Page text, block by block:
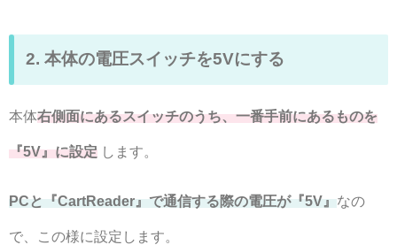
2. 本体の電圧スイッチを5Vにする
本体右側面にあるスイッチのうち、一番手前にあるものを
『5V』に設定 します。
PCと『CartReader』で通信する際の電圧が『5V』なの
で、この様に設定します。